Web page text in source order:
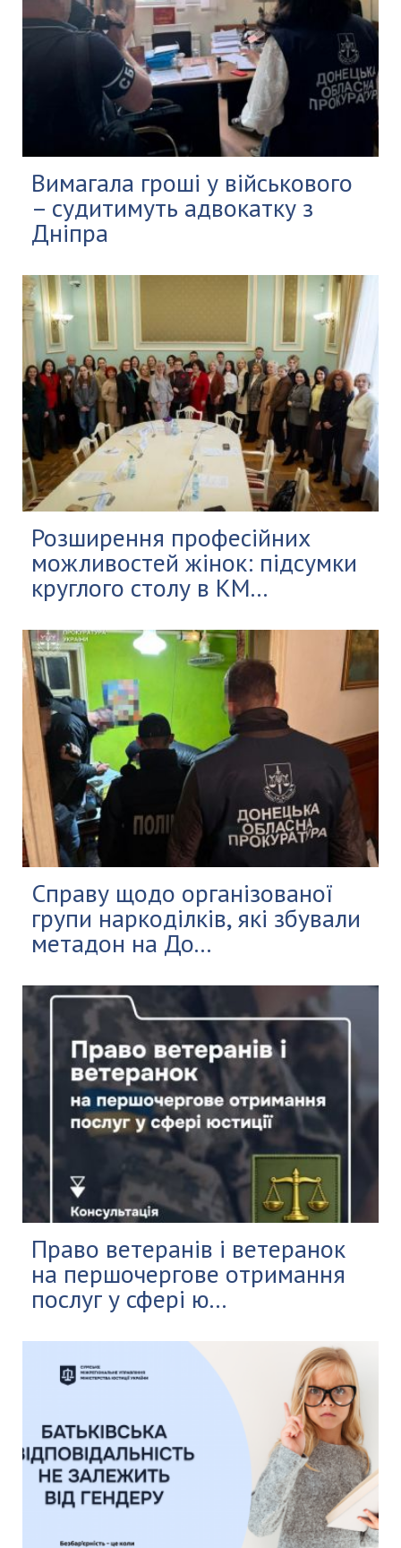
Вимагала гроші у військового
– судитимуть адвокатку з
Дніпра
Розширення професійних
можливостей жінок: підсумки
круглого столу в КМ...
Справу щодо організованої
групи наркоділків, які збували
метадон на До...
Право ветеранів і ветеранок
на першочергове отримання
послуг у сфері ю...